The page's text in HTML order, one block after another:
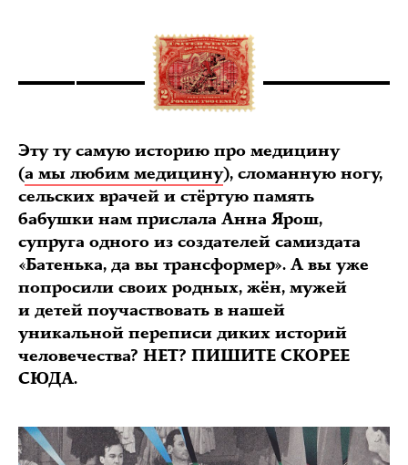
Эту ту самую историю про медицину
(а мы любим медицину), сломанную ногу,
сельских врачей и стёртую память
бабушки нам прислала Анна Ярош,
супруга одного из создателей самиздата
«Батенька, да вы трансформер». А вы уже
попросили своих родных, жён, мужей
и детей поучаствовать в нашей
уникальной переписи диких историй
человечества? НЕТ? ПИШИТЕ СКОРЕЕ
СЮДА.